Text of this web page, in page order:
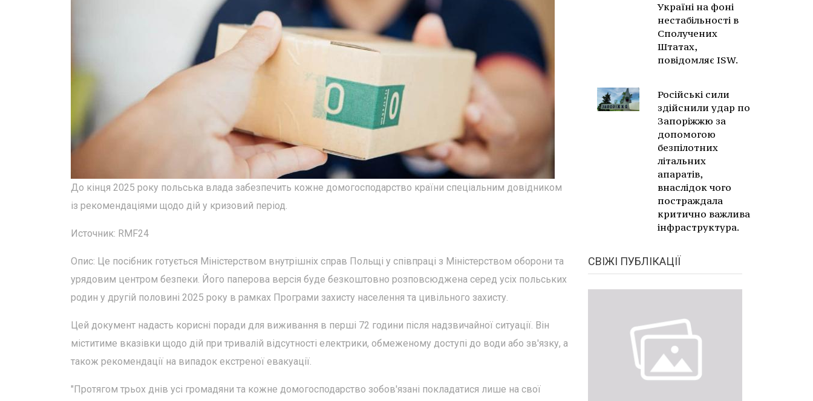
До кінця 2025 року польська влада забезпечить кожне домогосподарство країни спеціальним довідником
із рекомендаціями щодо дій у кризовий період.
Источник: RMF24
Опис: Це посібник готується Міністерством внутрішніх справ Польщі у співпраці з Міністерством оборони та
урядовим центром безпеки. Його паперова версія буде безкоштовно розповсюджена серед усіх польських
родин у другій половині 2025 року в рамках Програми захисту населення та цивільного захисту.
Цей документ надасть корисні поради для виживання в перші 72 години після надзвичайної ситуації. Він
міститиме вказівки щодо дій при тривалій відсутності електрики, обмеженому доступі до води або зв'язку, а
також рекомендації на випадок екстреної евакуації.
"Протягом трьох днів усі громадяни та кожне домогосподарство зобов'язані покладатися лише на свої
Україні на фоні
нестабільності в
Сполучених
Штатах,
повідомляє ISW.
Російські сили
здійснили удар по
Запоріжжю за
допомогою
безпілотних
літальних
апаратів,
внаслідок чого
постраждала
критично важлива
інфраструктура.
СВІЖІ ПУБЛІКАЦІЇ